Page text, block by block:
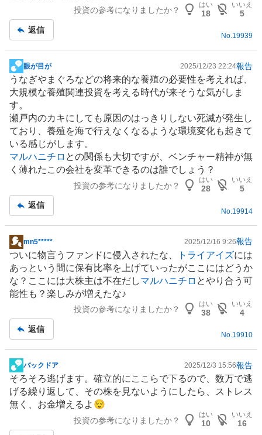
投資の参考になりましたか？
はい
18
いいえ
5
返信
No.19939
掲
示
板
記
事
眼が目が 2025/12/23 22:24報告
うなぎやまぐろなどの将来的な養殖の必要性を考えれば、
大規模な養殖関連投資を考える時代が来そうな気がしま
す。
瀬戸内のカキにしても原因のはっきりしない死滅が発生し
ており、養殖を海で行えなくなるような環境変化も起きて
いる感じがします。
マルハニチロ との関係も大切ですが、ベンチャー精神が無
く薄れたこの会社を変革できるのは誰でしょう？
投資の参考になりましたか？
はい
28
いいえ
5
返信
No. 19914
掲
示
板
記
事
mn5***** 2025/12/16 9:26報告
ついに物言う ファンドに侵入されたな、 トライアイズには
あっという間に保有比率を上げていったがここにはどうか
な？ここには大株主は不在だしマルハニチロ とやり合う可
能性も？楽しみが増えたな♪
投資の参考になりましたか？
はい
38
いいえ
4
返信
No.19910
掲
示
板
記
バックドア 2025/12/3 15:56報告
そろそろ逃げます。確立的にここらで下るので、数万で逃
げる繰り返して、その株を見ないようにしたら、ストレス
無く、お金増えるよ😌
投資の参考になりましたか？
はい
10
いいえ
16